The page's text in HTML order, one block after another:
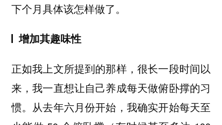
下个月具体该怎样做了。
增加其趣味性
正如我上文所提到的那样，很长一段时间以
来，我一直想让自己养成每天做俯卧撑的习
惯。从去年六月份开始，我确实开始每天至